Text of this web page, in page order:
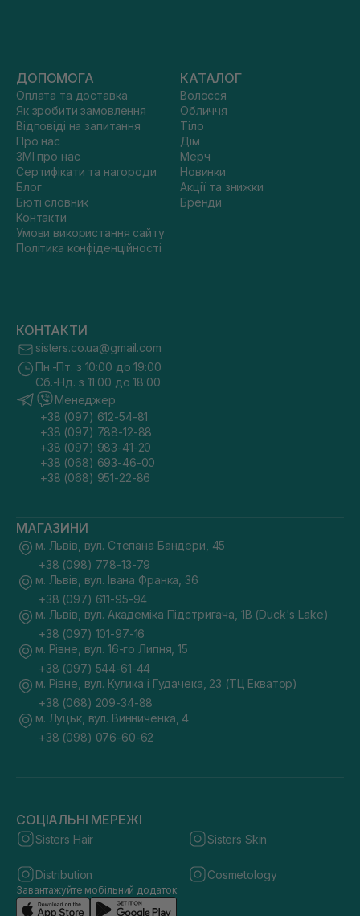
ДОПОМОГА
Оплата та доставка
Як зробити замовлення
Відповіді на запитання
Про нас
ЗМІ про нас
Сертифікати та нагороди
Блог
Бюті словник
Контакти
Умови використання сайту
Політика конфіденційності
КАТАЛОГ
Волосся
Обличчя
Тіло
Дім
Мерч
Новинки
Акції та знижки
Бренди
КОНТАКТИ
sisters.co.ua@gmail.com
Пн.-Пт. з 10:00 до 19:00
Сб.-Нд. з 11:00 до 18:00
Менеджер
+38 (097) 612-54-81
+38 (097) 788-12-88
+38 (097) 983-41-20
+38 (068) 693-46-00
+38 (068) 951-22-86
МАГАЗИНИ
м. Львів, вул. Степана Бандери, 45
+38 (098) 778-13-79
м. Львів, вул. Івана Франка, 36
+38 (097) 611-95-94
м. Львів, вул. Академіка Підстригача, 1В (Duck's Lake)
+38 (097) 101-97-16
м. Рівне, вул. 16-го Липня, 15
+38 (097) 544-61-44
м. Рівне, вул. Кулика і Гудачека, 23 (ТЦ Екватор)
+38 (068) 209-34-88
м. Луцьк, вул. Винниченка, 4
+38 (098) 076-60-62
СОЦІАЛЬНІ МЕРЕЖІ
Sisters Hair Sisters Skin
Distribution Cosmetology
Завантажуйте мобільний додаток